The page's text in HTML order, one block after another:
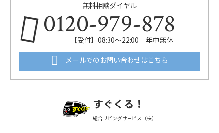
無料相談ダイヤル
0120-979-878
【受付】08:30～22:00 年中無休
メールでのお問い合わせはこちら
すぐくる！
総合リビングサービス（株）